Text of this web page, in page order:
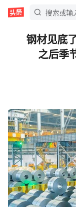
钢材见底
之后季